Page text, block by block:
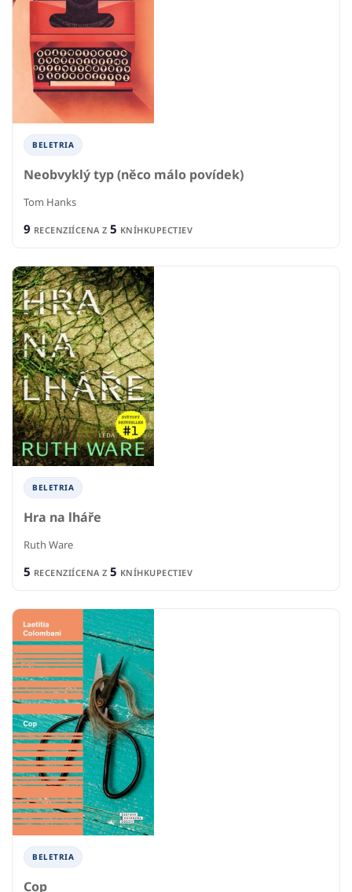
BELETRIA
Neobvyklý typ (něco málo povídek)
Tom Hanks
9 RECENZIÍCENA Z 5 KNÍHKUPECTIEV
BELETRIA
Hra na lháře
Ruth Ware
5 RECENZIÍCENA Z 5 KNÍHKUPECTIEV
BELETRIA
Cop